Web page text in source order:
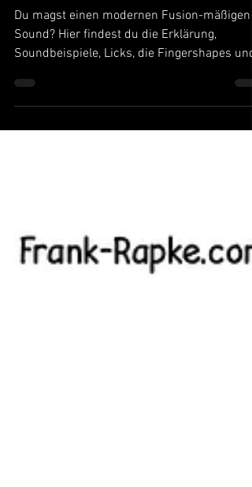
Fusion I: Melodisch Moll
Du magst einen modernen Fusion-mäßigen
Sound? Hier findest du die Erklärung,